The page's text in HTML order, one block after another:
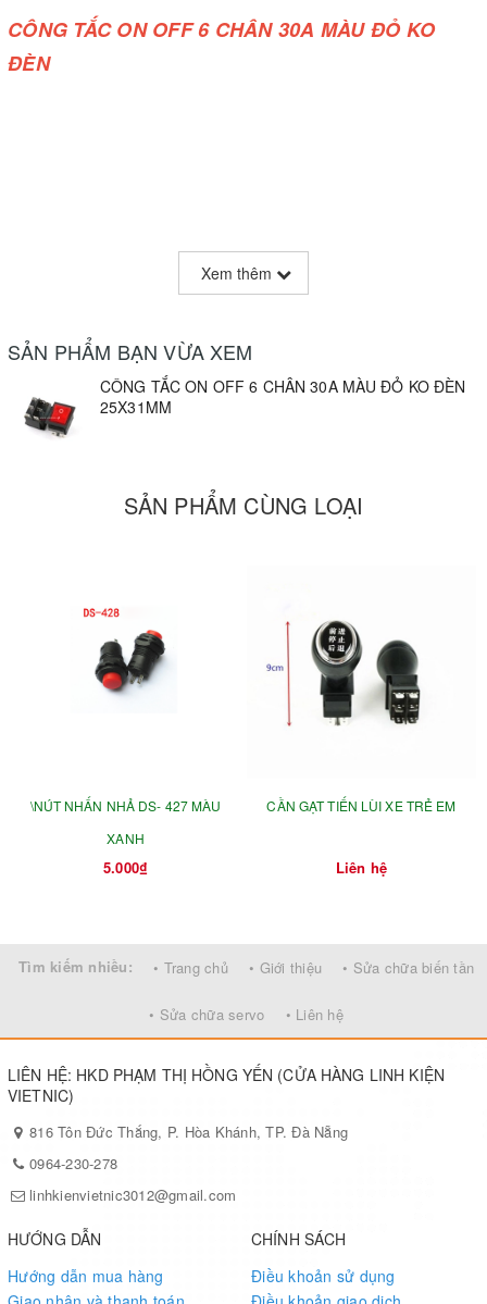
CÔNG TẮC ON OFF 6 CHÂN 30A MÀU ĐỎ KO
ĐÈN
Xem thêm
SẢN PHẨM BẠN VỪA XEM
CÔNG TẮC ON OFF 6 CHÂN 30A MÀU ĐỎ KO ĐÈN
25X31MM
SẢN PHẨM CÙNG LOẠI
\NÚT NHẤN NHẢ DS- 427 MÀU
XANH
5.000₫
CẦN GẠT TIẾN LÙI XE TRẺ EM
Liên hệ
Tìm kiếm nhiều: • Trang chủ • Giới thiệu • Sửa chữa biến tần
• Sửa chữa servo • Liên hệ
LIÊN HỆ: HKD PHẠM THỊ HỒNG YẾN (CỬA HÀNG LINH KIỆN
VIETNIC)
816 Tôn Đức Thắng, P. Hòa Khánh, TP. Đà Nẵng
0964-230-278
linhkienvietnic3012@gmail.com
HƯỚNG DẪN
Hướng dẫn mua hàng
CHÍNH SÁCH
Điều khoản sử dụng